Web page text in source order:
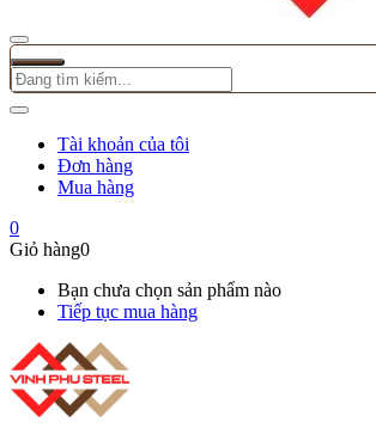
Tài khoản của tôi
Đơn hàng
Mua hàng
0
Giỏ hàng0
Bạn chưa chọn sản phẩm nào
Tiếp tục mua hàng